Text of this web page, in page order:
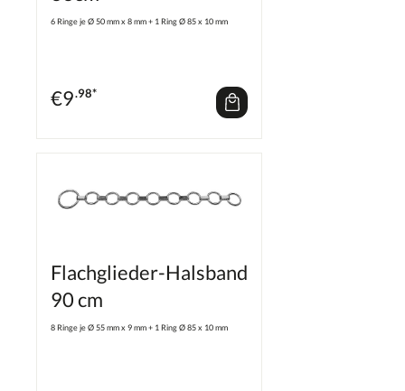
6 Ringe je Ø 50 mm x 8 mm + 1 Ring Ø 85 x 10 mm
€9.98*
Flachglieder-Halsband
90 cm
8 Ringe je Ø 55 mm x 9 mm + 1 Ring Ø 85 x 10 mm